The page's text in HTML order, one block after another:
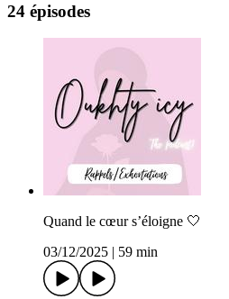
24 épisodes
Quand le cœur s’éloigne 🤍
03/12/2025
59 min